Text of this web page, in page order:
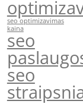
seo optimizavimas
kaina
seo
seo